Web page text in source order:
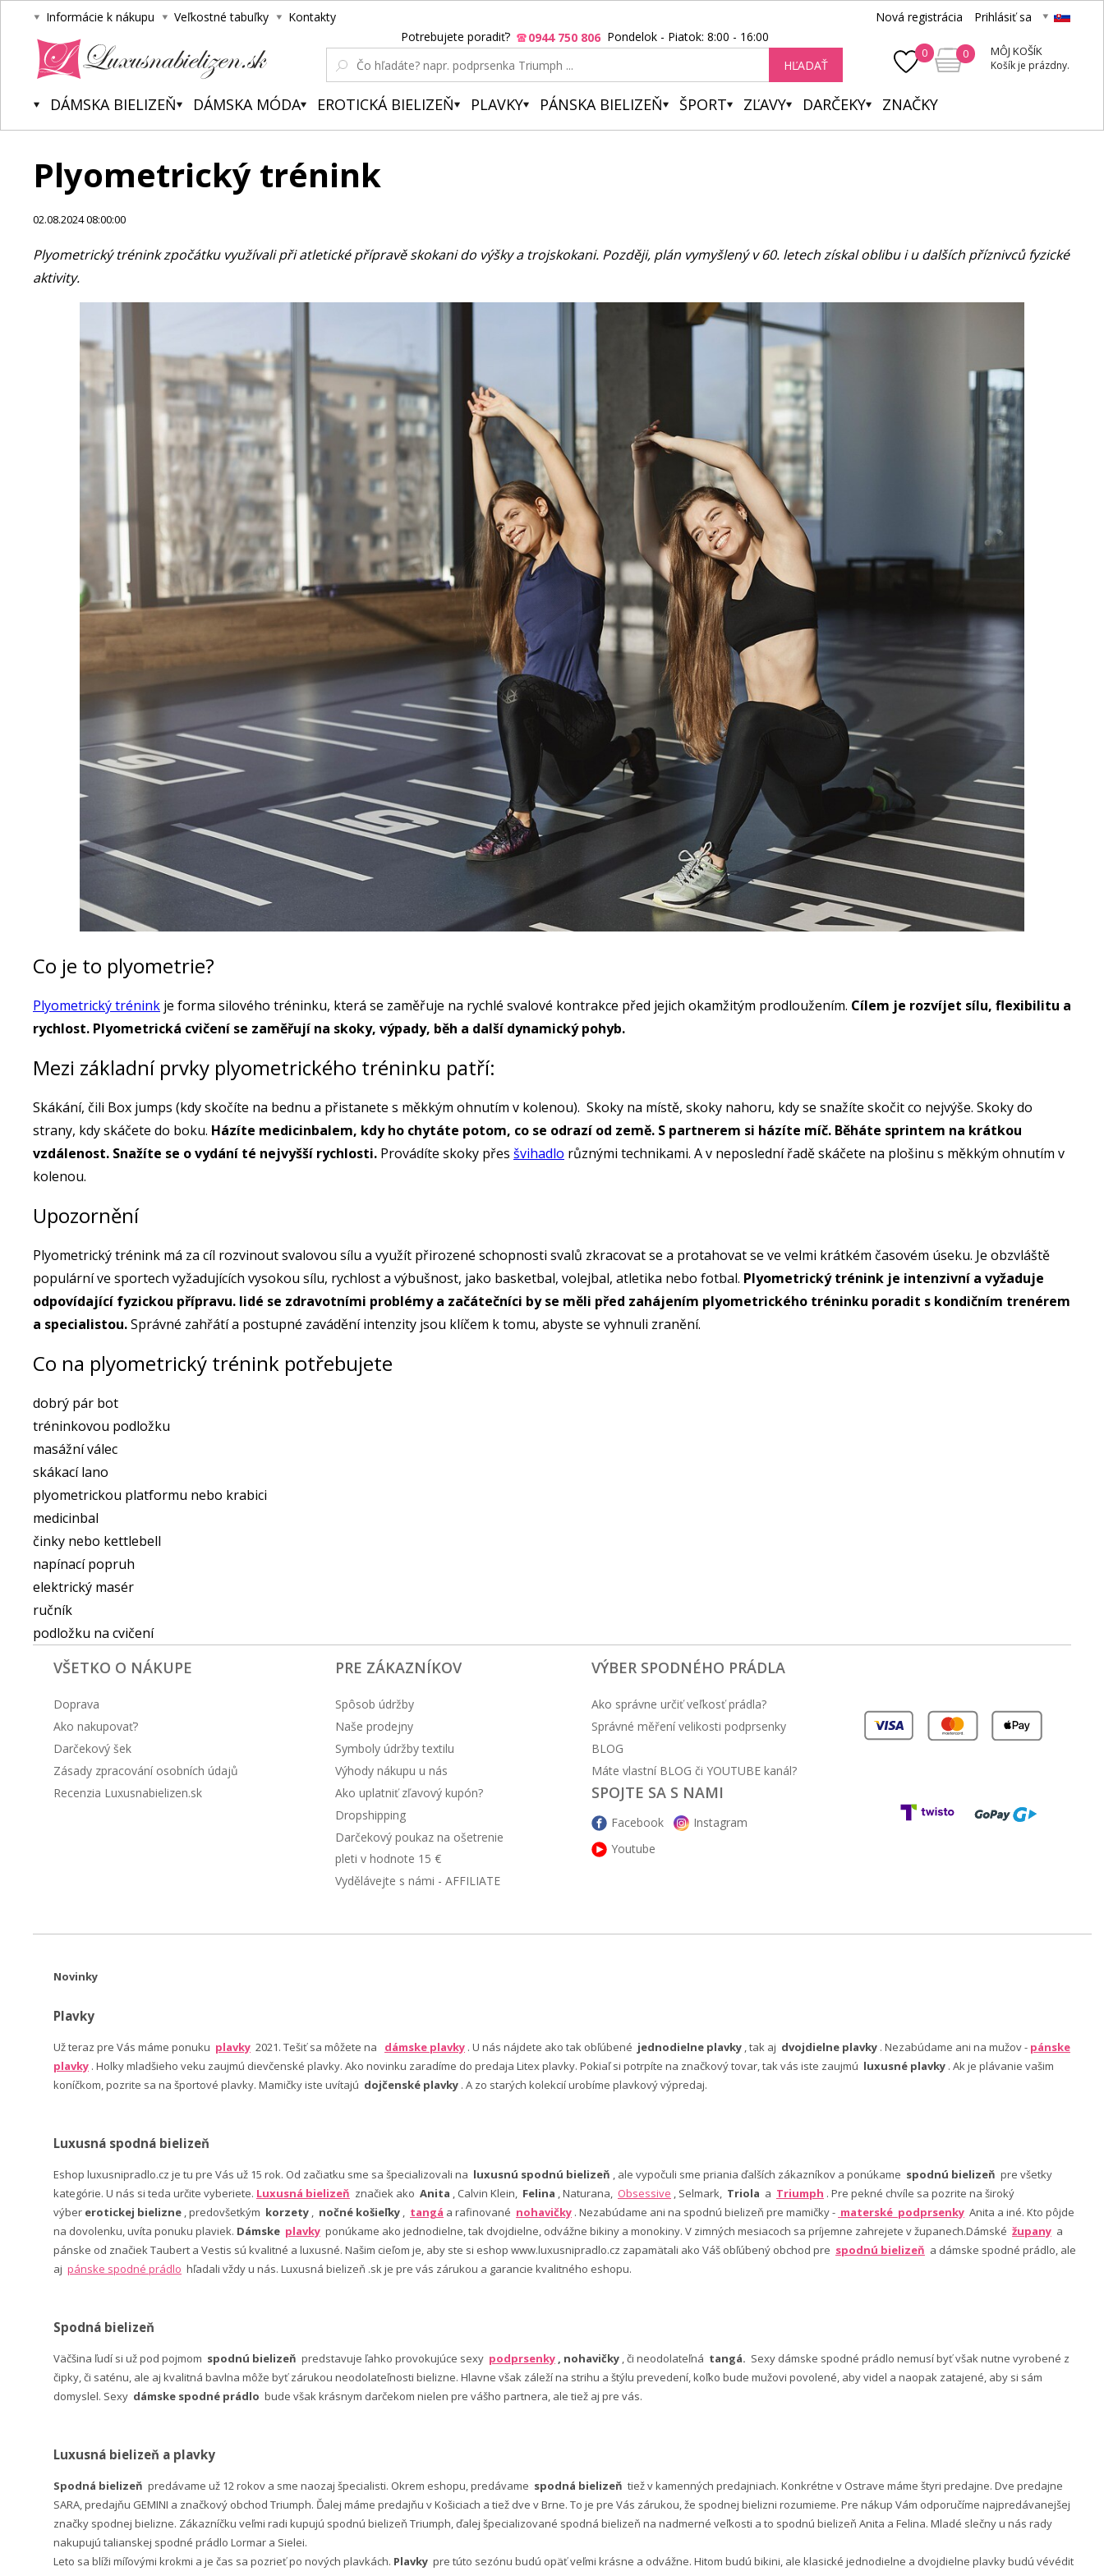
Informácie k nákupu Veľkostné tabuľky Kontakty Nová registrácia Prihlásiť sa
0 0 MÔJ KOŠÍK
Košík je prázdny.
Potrebujete poradiť? 0944 750 806 Pondelok - Piatok: 8:00 - 16:00
HĽADAŤ
DÁMSKA BIELIZEŇ DÁMSKA MÓDA EROTICKÁ BIELIZEŇ PLAVKY PÁNSKA BIELIZEŇ ŠPORT ZĽAVY DARČEKY ZNAČKY
Plyometrický trénink
02.08.2024 08:00:00
Plyometrický trénink zpočátku využívali při atletické přípravě skokani do výšky a trojskokani. Později, plán vymyšlený v 60. letech získal oblibu i u dalších příznivců fyzické
aktivity.
Co je to plyometrie?
Plyometrický trénink je forma silového tréninku, která se zaměřuje na rychlé svalové kontrakce před jejich okamžitým prodloužením. Cílem je rozvíjet sílu, flexibilitu a
rychlost. Plyometrická cvičení se zaměřují na skoky, výpady, běh a další dynamický pohyb.
Mezi základní prvky plyometrického tréninku patří:
Skákání, čili Box jumps (kdy skočíte na bednu a přistanete s měkkým ohnutím v kolenou). Skoky na místě, skoky nahoru, kdy se snažíte skočit co nejvýše. Skoky do
strany, kdy skáčete do boku. Házíte medicinbalem, kdy ho chytáte potom, co se odrazí od země. S partnerem si házíte míč. Běháte sprintem na krátkou
vzdálenost. Snažíte se o vydání té nejvyšší rychlosti. Provádíte skoky přes švihadlo různými technikami. A v neposlední řadě skáčete na plošinu s měkkým ohnutím v
kolenou.
Upozornění
Plyometrický trénink má za cíl rozvinout svalovou sílu a využít přirozené schopnosti svalů zkracovat se a protahovat se ve velmi krátkém časovém úseku. Je obzvláště
populární ve sportech vyžadujících vysokou sílu, rychlost a výbušnost, jako basketbal, volejbal, atletika nebo fotbal. Plyometrický trénink je intenzivní a vyžaduje
odpovídající fyzickou přípravu. lidé se zdravotními problémy a začátečníci by se měli před zahájením plyometrického tréninku poradit s kondičním trenérem
a specialistou.Správné zahřátí a postupné zavádění intenzity jsou klíčem k tomu, abyste se vyhnuli zranění.
Co na plyometrický trénink potřebujete
dobrý pár bot
tréninkovou podložku
masážní válec
skákací lano
plyometrickou platformu nebo krabici
medicinbal
činky nebo kettlebell
napínací popruh
elektrický masér
ručník
podložku na cvičení
VŠETKO O NÁKUPE
Doprava
Ako nakupovať?
Darčekový šek
Zásady zpracování osobních údajů
Recenzia Luxusnabielizen.sk
PRE ZÁKAZNÍKOV
Spôsob údržby
Naše prodejny
Symboly údržby textilu
Výhody nákupu u nás
Ako uplatniť zľavový kupón?
Dropshipping
Darčekový poukaz na ošetrenie
pleti v hodnote 15 €
Vydělávejte s námi - AFFILIATE
VÝBER SPODNÉHO PRÁDLA
Ako správne určiť veľkosť prádla?
Správné měření velikosti podprsenky
BLOG
Máte vlastní BLOG či YOUTUBE kanál?
SPOJTE SA S NAMI
Facebook
Instagram
Youtube
Novinky
Plavky
Už teraz pre Vás máme ponuku plavky 2021. Tešiť sa môžete na dámske plavky . U nás nájdete ako tak obľúbené jednodielne plavky , tak aj dvojdielne plavky . Nezabúdame ani na mužov - pánske
plavky . Holky mladšieho veku zaujmú dievčenské plavky. Ako novinku zaradíme do predaja Litex plavky. Pokiaľ si potrpíte na značkový tovar, tak vás iste zaujmú luxusné plavky . Ak je plávanie vašim
koníčkom, pozrite sa na športové plavky. Mamičky iste uvítajú dojčenské plavky . A zo starých kolekcií urobíme plavkový výpredaj.
Luxusná spodná bielizeň
Eshop luxusnipradlo.cz je tu pre Vás už 15 rok. Od začiatku sme sa špecializovali na luxusnú spodnú bielizeň , ale vypočuli sme priania ďalších zákazníkov a ponúkame spodnú bielizeň pre všetky
kategórie. U nás si teda určite vyberiete. Luxusná bielizeň značiek ako Anita , Calvin Klein, Felina , Naturana, Obsessive , Selmark, Triola a Triumph . Pre pekné chvíle sa pozrite na široký
výber erotickej bielizne , predovšetkým korzety , nočné košieľky , tangá a rafinované nohavičky . Nezabúdame ani na spodnú bielizeň pre mamičky - materské podprsenky Anita a iné. Kto pôjde
na dovolenku, uvíta ponuku plaviek. Dámske plavky ponúkame ako jednodielne, tak dvojdielne, odvážne bikiny a monokiny. V zimných mesiacoch sa príjemne zahrejete v županech.Dámské župany a
pánske od značiek Taubert a Vestis sú kvalitné a luxusné. Našim cieľom je, aby ste si eshop www.luxusnipradlo.cz zapamätali ako Váš obľúbený obchod pre spodnú bielizeň a dámske spodné prádlo, ale
aj pánske spodné prádlo hľadali vždy u nás. Luxusná bielizeň .sk je pre vás zárukou a garancie kvalitného eshopu.
Spodná bielizeň
Väčšina ľudí si už pod pojmom spodnú bielizeň predstavuje ľahko provokujúce sexy podprsenky , nohavičky , či neodolateľná tangá. Sexy dámske spodné prádlo nemusí byť však nutne vyrobené z
čipky, či saténu, ale aj kvalitná bavlna môže byť zárukou neodolateľnosti bielizne. Hlavne však záleží na strihu a štýlu prevedení, koľko bude mužovi povolené, aby videl a naopak zatajené, aby si sám
domyslel. Sexy dámske spodné prádlo bude však krásnym darčekom nielen pre vášho partnera, ale tiež aj pre vás.
Luxusná bielizeň a plavky
Spodná bielizeň predávame už 12 rokov a sme naozaj špecialisti. Okrem eshopu, predávame spodná bielizeň tiež v kamenných predajniach. Konkrétne v Ostrave máme štyri predajne. Dve predajne
SARA, predajňu GEMINI a značkový obchod Triumph. Ďalej máme predajňu v Košiciach a tiež dve v Brne. To je pre Vás zárukou, že spodnej bielizni rozumieme. Pre nákup Vám odporučíme najpredávanejšej
značky spodnej bielizne. Zákazníčku veľmi radi kupujú spodnú bielizeň Triumph, ďalej špecializované spodná bielizeň na nadmerné veľkosti a to spodnú bielizeň Anita a Felina. Mladé slečny u nás rady
nakupujú talianskej spodné prádlo Lormar a Sielei.
Leto sa blíži míľovými krokmi a je čas sa pozrieť po nových plavkách. Plavky pre túto sezónu budú opäť veľmi krásne a odvážne. Hitom budú bikini, ale klasické jednodielne a dvojdielne plavky budú vévédit